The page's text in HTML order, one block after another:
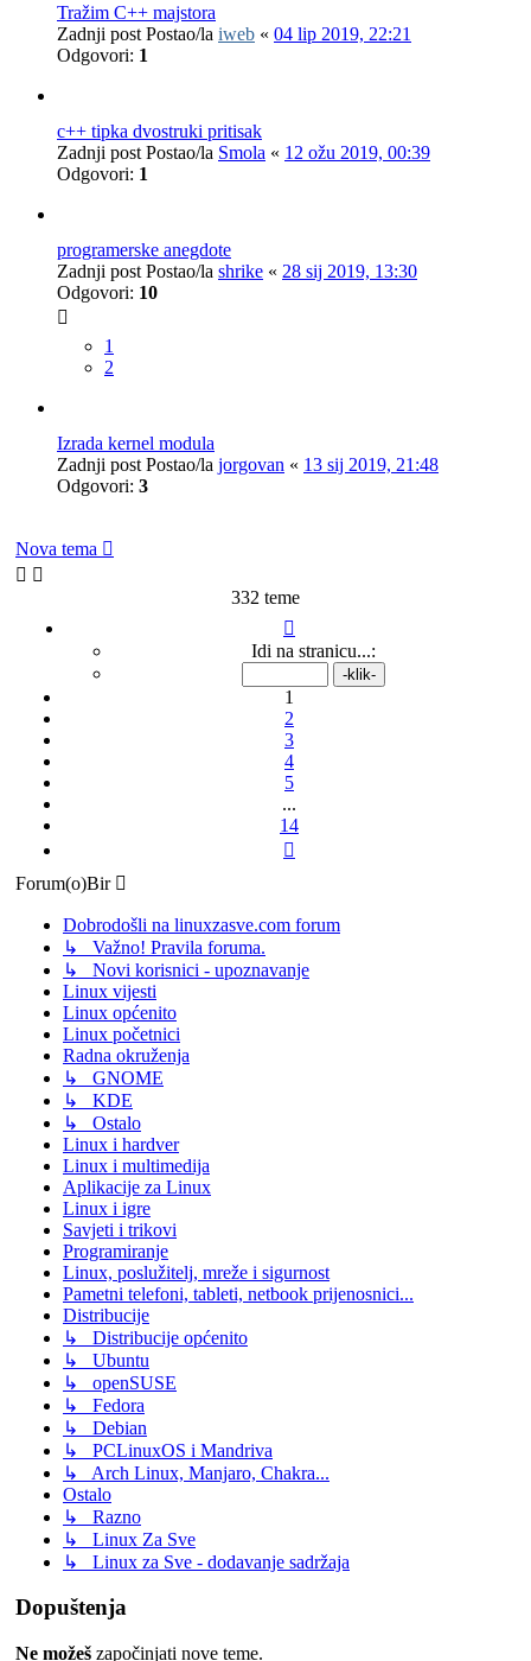
Tražim C++ majstora
Zadnji post Postao/la iweb « 04 lip 2019, 22:21
Odgovori: 1
c++ tipka dvostruki pritisak
Zadnji post Postao/la Smola « 12 ožu 2019, 00:39
Odgovori: 1
programerske anegdote
Zadnji post Postao/la shrike « 28 sij 2019, 13:30
Odgovori: 10
1
2
Izrada kernel modula
Zadnji post Postao/la jorgovan « 13 sij 2019, 21:48
Odgovori: 3
Nova tema
332 teme
1/14.
Idi na stranicu...:
1
2
3
4
5
...
14
Forum(o)Bir
Dobrodošli na linuxzasve.com forum
↳ Važno! Pravila foruma.
↳ Novi korisnici - upoznavanje
Linux vijesti
Linux općenito
Linux početnici
Radna okruženja
↳ GNOME
↳ KDE
↳ Ostalo
Linux i hardver
Linux i multimedija
Aplikacije za Linux
Linux i igre
Savjeti i trikovi
Programiranje
Linux, poslužitelj, mreže i sigurnost
Pametni telefoni, tableti, netbook prijenosnici...
Distribucije
↳ Distribucije općenito
↳ Ubuntu
↳ openSUSE
↳ Fedora
↳ Debian
↳ PCLinuxOS i Mandriva
↳ Arch Linux, Manjaro, Chakra...
Ostalo
↳ Razno
↳ Linux Za Sve
↳ Linux za Sve - dodavanje sadržaja
Dopuštenja
Ne možeš započinjati nove teme.